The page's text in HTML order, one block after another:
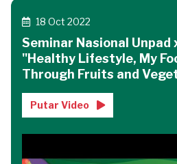
18 Oct 2022
Seminar Nasional Unpad
"Healthy Lifestyle, My
Through Fruits and
Putar Video